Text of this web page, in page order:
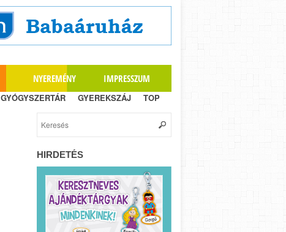
NYEREMÉNY IMPRESSZUM
GYÓGYSZERTÁR GYEREKSZÁJ TOP
HIRDETÉS